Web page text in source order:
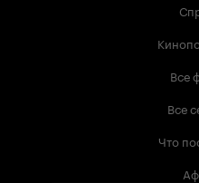
Все
Все
Что